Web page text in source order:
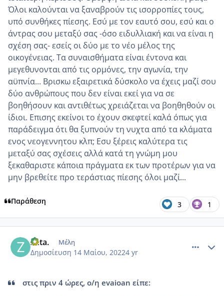
Όλοι καλούνται να ξαναβρούν τις ισορροπίες τους,
υπό συνθήκες πίεσης. Εσύ με τον εαυτό σου, εσύ και ο
άντρας σου μεταξύ σας -όσο ειδυλλιακή και να είναι η
σχέση σας- εσείς οι δύο με το νέο μέλος της
οικογένειας. Τα συναισθήματα είναι έντονα και
μεγεθυνονται από τις ορμόνες, την αγωνία, την
αϋπνία... Βρισκω εξαιρετικά δύσκολο να έχεις μαζί σου
δύο ανθρώπους που δεν είναι εκεί για να σε
βοηθήσουν και αντιθέτως χρειάζεται να βοηθηθούν οι
ίδιοι. Επισης εκείνοι το έχουν σκεφτεί καλά όπως για
παράδειγμα ότι θα ξυπνούν τη νυχτα από τα κλάματα
ενος νεογεννητου κλπ; Εσυ ξέρεις καλύτερα τις
μεταξύ σας σχέσεις αλλά κατά τη γνώμη μου
ξεκαθαριστε κάποια πράγματα εκ των προτέρων για να
μην βρεθείτε προ τεράστιας πίεσης όλοι μαζί...
Παράθεση 3 1
Zeta. Μέλη
Δημοσίευση 14 Μαίου, 20224 yr
στις πριν 4 ώρες, ο/η evaioan είπε: